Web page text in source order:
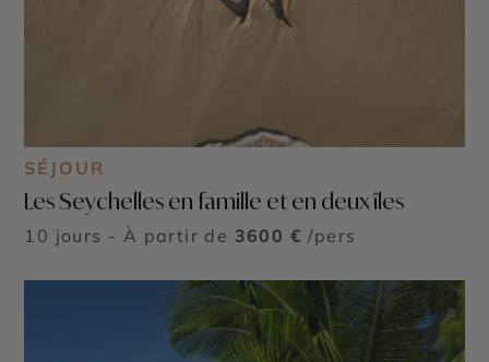
SÉJOUR
Les Seychelles en famille et en deux îles
10 jours - À partir de 3600 € /pers